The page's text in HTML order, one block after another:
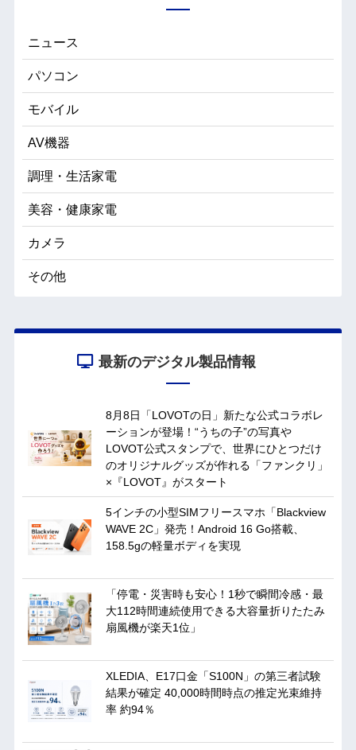
ニュース
パソコン
モバイル
AV機器
調理・生活家電
美容・健康家電
カメラ
その他
最新のデジタル製品情報
8月8日「LOVOTの日」新たな公式コラボレ
ーションが登場！“うちの子”の写真や
LOVOT公式スタンプで、世界にひとつだけ
のオリジナルグッズが作れる「ファンクリ」
×『LOVOT』がスタート
5インチの小型SIMフリースマホ「Blackview
WAVE 2C」発売！Android 16 Go搭載、
158.5gの軽量ボディを実現
「停電・災害時も安心！1秒で瞬間冷感・最
大112時間連続使用できる大容量折りたたみ
扇風機が楽天1位」
XLEDIA、E17口金「S100N」の第三者試験
結果が確定 40,000時間時点の推定光束維持
率 約94％